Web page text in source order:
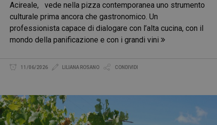
Acireale, vede nella pizza contemporanea uno strumento
culturale prima ancora che gastronomico. Un
professionista capace di dialogare con l’alta cucina, con il
mondo della panificazione e con i grandi vini
11/06/2026 LILIANA ROSANO CONDIVIDI